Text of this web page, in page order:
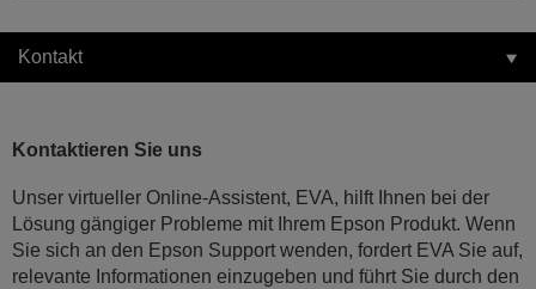
Kontakt
Kontaktieren Sie uns
Unser virtueller Online-Assistent, EVA, hilft Ihnen bei der
Lösung gängiger Probleme mit Ihrem Epson Produkt. Wenn
Sie sich an den Epson Support wenden, fordert EVA Sie auf,
relevante Informationen einzugeben und führt Sie durch den